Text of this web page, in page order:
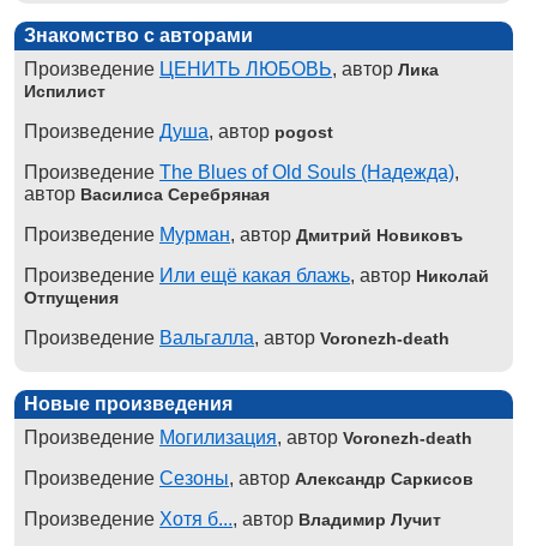
Знакомство с авторами
Произведение ЦЕНИТЬ ЛЮБОВЬ, автор Лика
Испилист
Произведение Душа, автор pogost
Произведение The Blues of Old Souls (Надежда),
автор Василиса Серебряная
Произведение Мурман, автор Дмитрий Новиковъ
Произведение Или ещё какая блажь, автор Николай
Отпущения
Произведение Вальгалла, автор Voronezh-death
Новые произведения
Произведение Могилизация, автор Voronezh-death
Произведение Сезоны, автор Александр Саркисов
Произведение Хотя б..., автор Владимир Лучит